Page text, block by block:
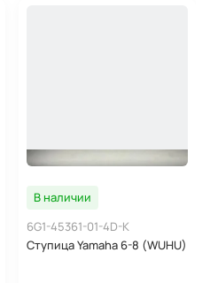
В наличии
6G1-45361-01-4D-K
Ступица Yamaha 6-8 (WUHU)